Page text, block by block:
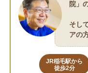
院」
そし
アの
JR稲毛駅から
徒歩2分